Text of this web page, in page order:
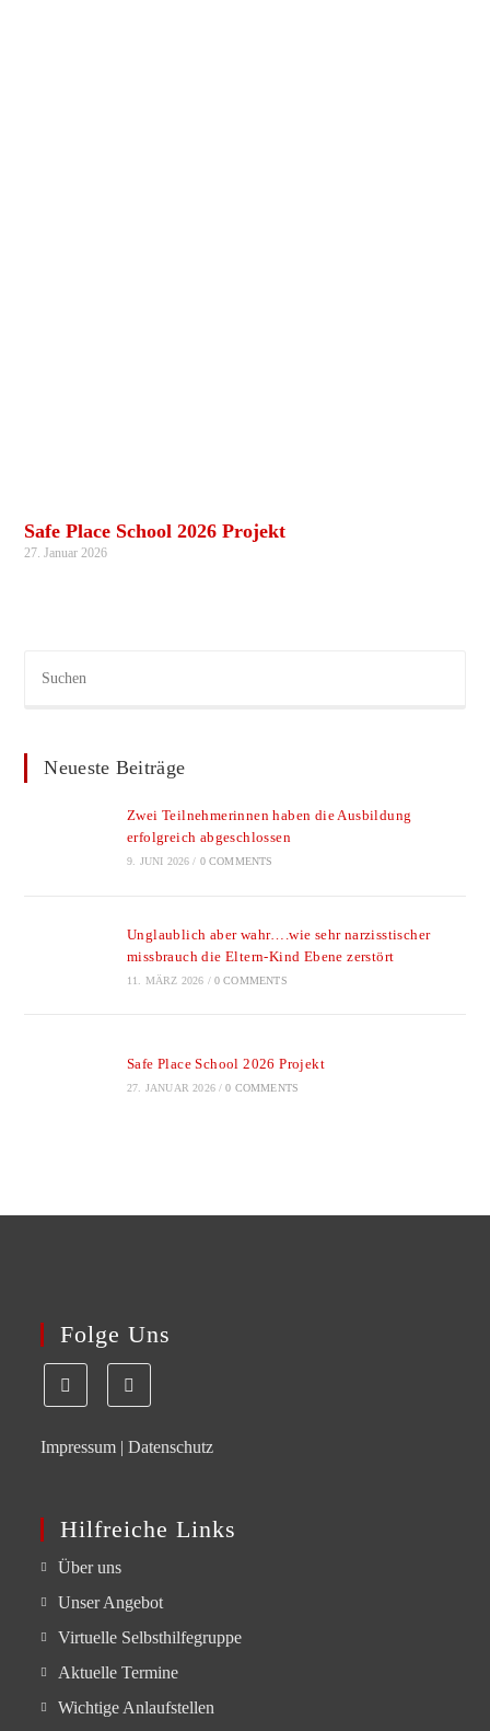
Safe Place School 2026 Projekt
27. Januar 2026
Neueste Beiträge
Zwei Teilnehmerinnen haben die Ausbildung
erfolgreich abgeschlossen
9. JUNI 2026 / 0 COMMENTS
Unglaublich aber wahr….wie sehr narzisstischer
missbrauch die Eltern-Kind Ebene zerstört
11. MÄRZ 2026 / 0 COMMENTS
Safe Place School 2026 Projekt
27. JANUAR 2026 / 0 COMMENTS
Folge Uns
Impressum |Datenschutz
Hilfreiche Links
Über uns
Unser Angebot
Virtuelle Selbsthilfegruppe
Aktuelle Termine
Wichtige Anlaufstellen